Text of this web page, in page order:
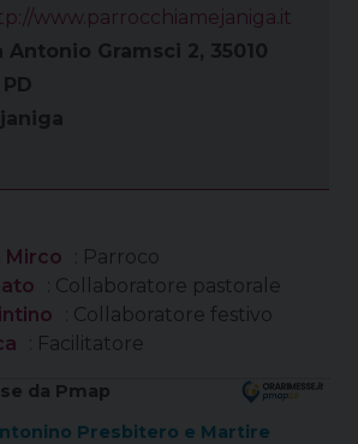
www.parrocchiamejaniga.it
Antonio Gramsci 2, 35010
Mirco
: Parroco
: Collaboratore pastorale
: Collaboratore festivo
: Facilitatore
da Pmap
Presbitero e Martire